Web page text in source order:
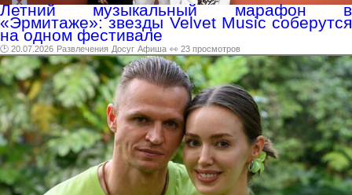
Летний музыкальный марафон в
«Эрмитаже»: звезды Velvet Music соберутся
на одном фестивале
🕑 20.07.2026 Развлечения Досуг Афиша 👀 23 просмотров